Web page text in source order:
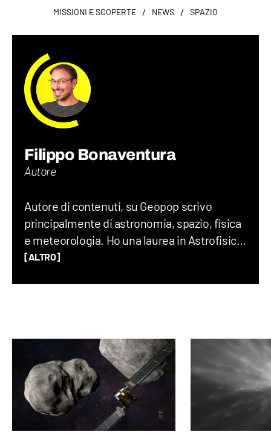
MISSIONI E SCOPERTE / NEWS / SPAZIO
Filippo Bonaventura
Autore
Autore di contenuti, su Geopop scrivo
principalmente di astronomia, spazio, fisica
e meteorologia. Ho una laurea in Astrofisica,
un Master in Comunicazione della Scienza
[ALTRO]